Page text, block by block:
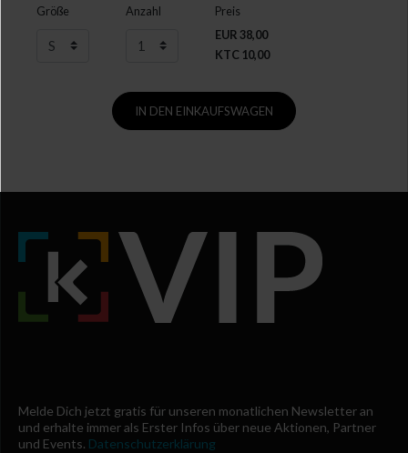
Größe Anzahl
Preis
EUR 38,00
KTC 10,00
IN DEN EINKAUFSWAGEN
Melde Dich jetzt gratis für unseren monatlichen Newsletter an
und erhalte immer als Erster Infos über neue Aktionen, Partner
und Events. Datenschutzerklärung